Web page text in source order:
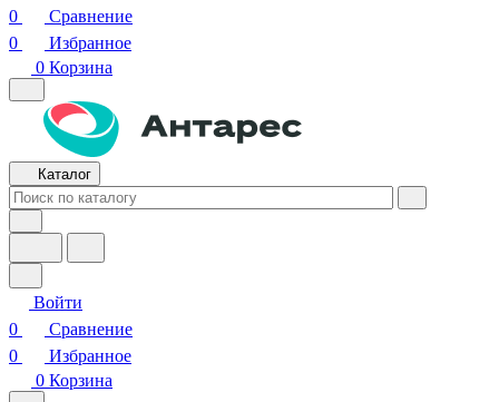
0
Сравнение
0
Избранное
0 Корзина
Каталог
Войти
0
Сравнение
0
Избранное
0 Корзина